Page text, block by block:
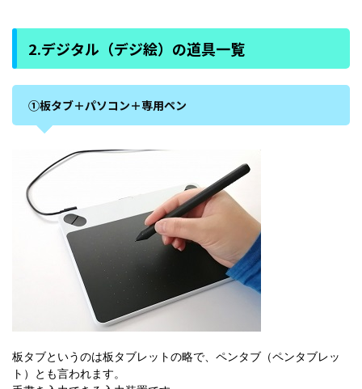
2.デジタル（デジ絵）の道具一覧
①板タブ＋パソコン＋専用ペン
板タブというのは板タブレットの略で、ペンタブ（ペンタブレッ
ト）とも言われます。